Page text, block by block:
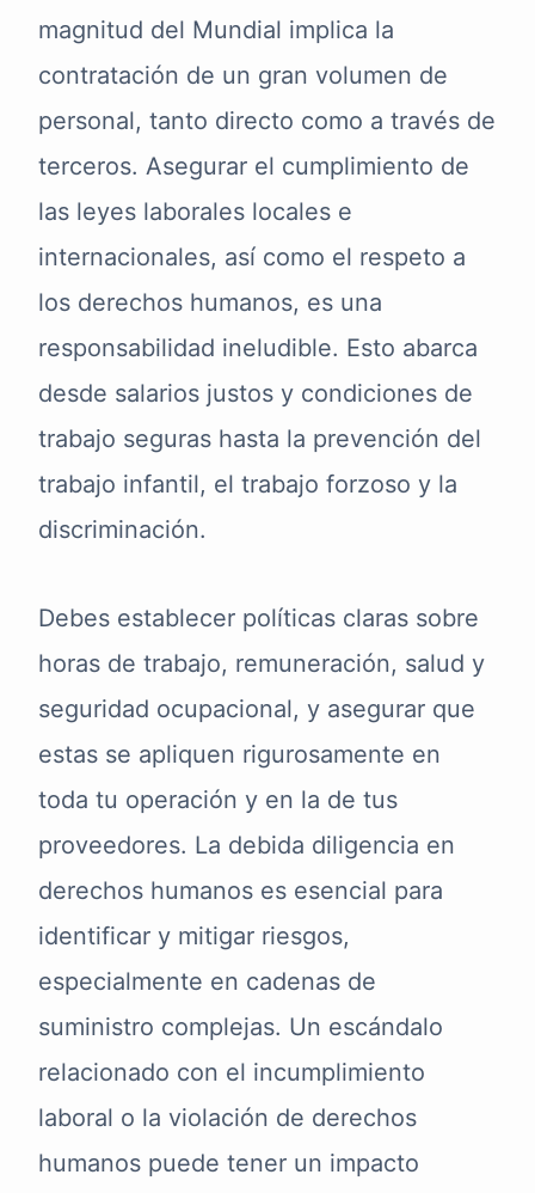
magnitud del Mundial implica la
contratación de un gran volumen de
personal, tanto directo como a través de
terceros. Asegurar el cumplimiento de
las leyes laborales locales e
internacionales, así como el respeto a
los derechos humanos, es una
responsabilidad ineludible. Esto abarca
desde salarios justos y condiciones de
trabajo seguras hasta la prevención del
trabajo infantil, el trabajo forzoso y la
discriminación.
Debes establecer políticas claras sobre
horas de trabajo, remuneración, salud y
seguridad ocupacional, y asegurar que
estas se apliquen rigurosamente en
toda tu operación y en la de tus
proveedores. La debida diligencia en
derechos humanos es esencial para
identificar y mitigar riesgos,
especialmente en cadenas de
suministro complejas. Un escándalo
relacionado con el incumplimiento
laboral o la violación de derechos
humanos puede tener un impacto